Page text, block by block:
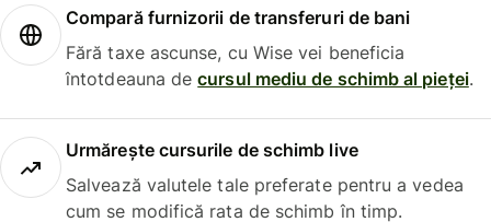
Compară furnizorii de transferuri de bani
Fără taxe ascunse, cu Wise vei beneficia
întotdeauna decursul mediu de schimb al pieței.
Urmărește cursurile de schimb live
Salvează valutele tale preferate pentru a vedea
cum se modifică rata de schimb în timp.